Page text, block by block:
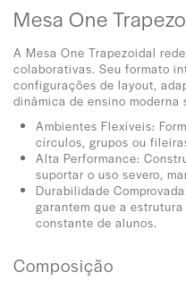
Mesa One
A Mesa One Trapezoidal
colaborativas. Seu formato
configurações de layout,
dinâmica de ensino moderna
Ambientes Flexíveis:
círculos, grupos ou
Alta Performance:
suportar o uso severo,
Durabilidade
garantem que a
constante de alunos.
Composição